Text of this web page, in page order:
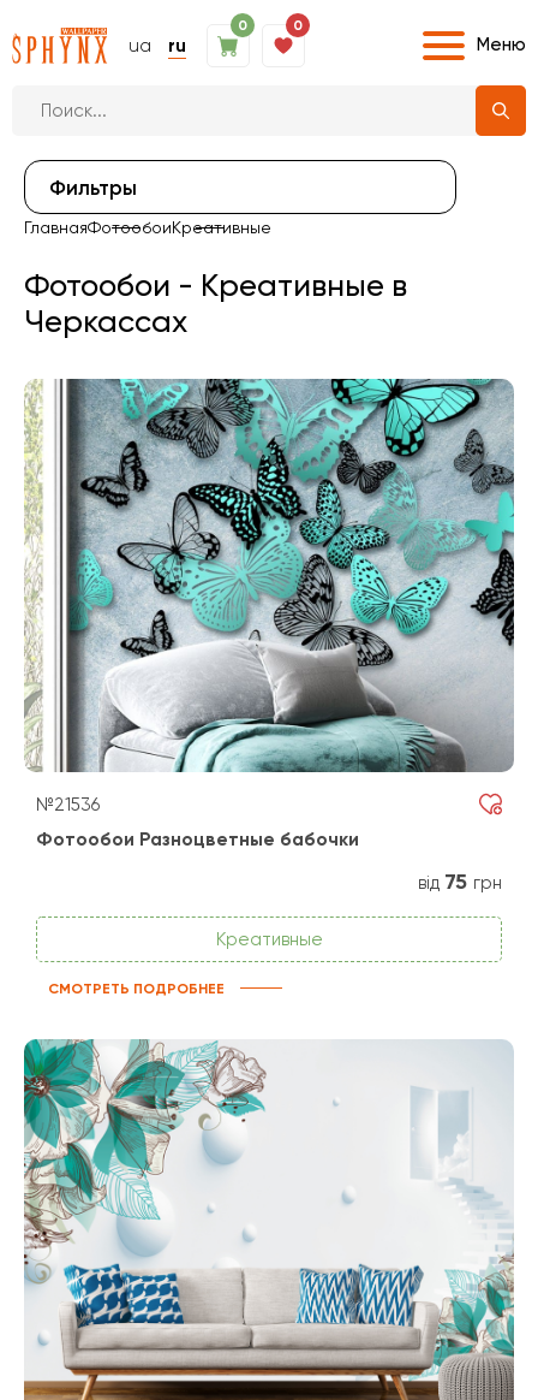
ua ru
0 0
Меню
Фильтры
ГлавнаяФотообоиКреативные
Фотообои - Креативные в
Черкассах
№21536
Фотообои Разноцветные бабочки
від 75 грн
Креативные
СМОТРЕТЬ ПОДРОБНЕЕ